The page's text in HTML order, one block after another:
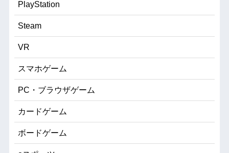
PlayStation
Steam
VR
スマホゲーム
PC・ブラウザゲーム
カードゲーム
ボードゲーム